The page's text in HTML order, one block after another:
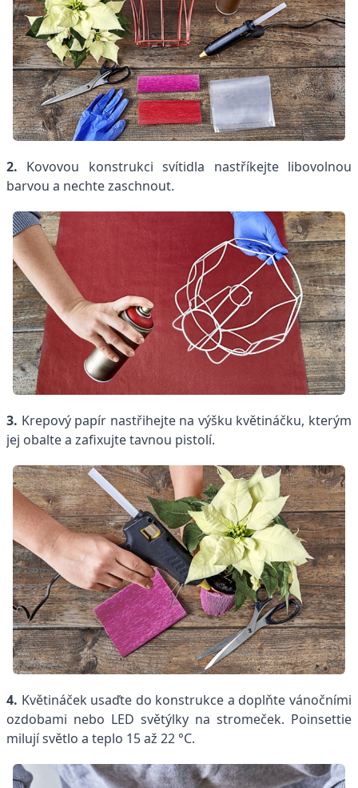
2. Kovovou konstrukci svítidla nastříkejte libovolnou
barvou a nechte zaschnout.
3. Krepový papír nastřihejte na výšku květináčku, kterým
jej obalte a zafixujte tavnou pistolí.
4. Květináček usaďte do konstrukce a doplňte vánočními
ozdobami nebo LED světýlky na stromeček. Poinsettie
milují světlo a teplo 15 až 22 °C.